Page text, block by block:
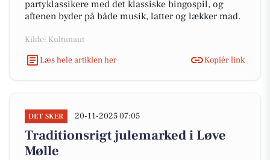
partyklassikere med det klassiske bingospil, og
aftenen byder på både musik, latter og lækker mad.
Kilde: Kultunaut
Læs hele artiklen her
Kopiér link
DET SKER 20-11-2025 07:05
Traditionsrigt julemarked i Løve
Mølle